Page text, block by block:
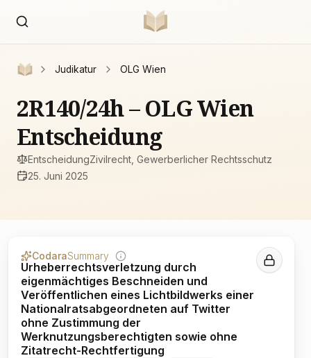
Judikatur OLG Wien
2R140/24h – OLG Wien
Entscheidung
EntscheidungZivilrecht, Gewerberlicher Rechtsschutz
25. Juni 2025
CodaraSummary
Urheberrechtsverletzung durch
eigenmächtiges Beschneiden und
Veröffentlichen eines Lichtbildwerks einer
Nationalratsabgeordneten auf Twitter
ohne Zustimmung der
Werknutzungsberechtigten sowie ohne
Zitatrecht-Rechtfertigung